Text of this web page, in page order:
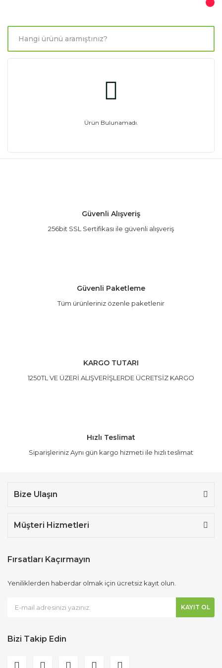
Ürün Bulunamadı.
Güvenli Alışveriş
256bit SSL Sertifikası ile güvenli alışveriş
Güvenli Paketleme
Tüm ürünleriniz özenle paketlenir
KARGO TUTARI
1250TL VE ÜZERİ ALIŞVERİŞLERDE ÜCRETSİZ KARGO
Hızlı Teslimat
Siparişleriniz Aynı gün kargo hizmeti ile hızlı teslimat
Bize Ulaşın
Müşteri Hizmetleri
Fırsatları Kaçırmayın
Yeniliklerden haberdar olmak için ücretsiz kayıt olun.
KAYIT OL
Bizi Takip Edin